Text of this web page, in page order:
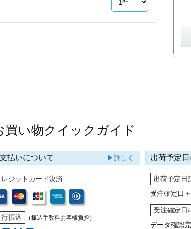
買い物クイックガイド
払いについて ▶詳しく
レジットカード決済
行振込 （振込手数料お客様負担）
出荷予定
出荷予定日
受注確定日
受注確定日
データ確認